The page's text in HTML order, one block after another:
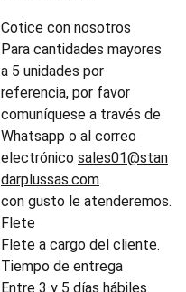
Cotice con nosotros
Para cantidades mayores
a 5 unidades por
referencia, por favor
comuníquese a través de
Whatsapp o al correo
electrónico sales01@stan
darplussas.com.
con gusto le atenderemos.
Flete
Flete a cargo del cliente.
Tiempo de entrega
Entre 3 y 5 días hábiles